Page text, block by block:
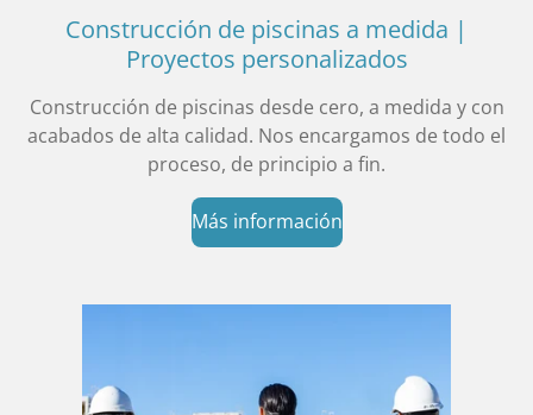
Construcción de piscinas a medida |
Proyectos personalizados
Construcción de piscinas desde cero, a medida y con
acabados de alta calidad. Nos encargamos de todo el
proceso, de principio a fin.
Más información